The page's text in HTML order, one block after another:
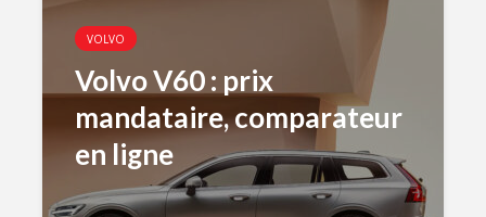
VOLVO
Volvo V60 : prix
mandataire, comparateur
en ligne